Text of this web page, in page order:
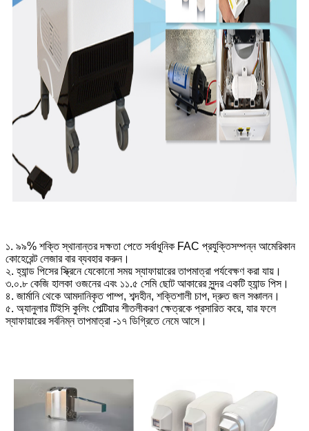
১. ৯৯% শক্তি স্থানান্তর দক্ষতা পেতে সর্বাধুনিক FAC প্রযুক্তিসম্পন্ন আমেরিকান
কোহেরেন্ট লেজার বার ব্যবহার করুন।
২. হ্যান্ড পিসের স্ক্রিনে যেকোনো সময় স্যাফায়ারের তাপমাত্রা পর্যবেক্ষণ করা যায়।
৩.০.৮ কেজি হালকা ওজনের এবং ১১.৫ সেমি ছোট আকারের সুন্দর একটি হ্যান্ড পিস।
৪. জার্মানি থেকে আমদানিকৃত পাম্প, শব্দহীন, শক্তিশালী চাপ, দ্রুত জল সঞ্চালন।
৫. অ্যানুলার টিইসি কুলিং পেল্টিয়ার শীতলীকরণ ক্ষেত্রকে প্রসারিত করে, যার ফলে
স্যাফায়ারের সর্বনিম্ন তাপমাত্রা -১৭ ডিগ্রিতে নেমে আসে।